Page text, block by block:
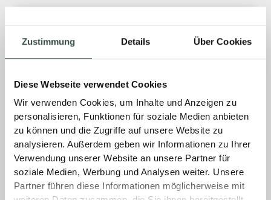
Zustimmung Details Über Cookies
Diese Webseite verwendet Cookies
Wir verwenden Cookies, um Inhalte und Anzeigen zu
personalisieren, Funktionen für soziale Medien anbieten
zu können und die Zugriffe auf unsere Website zu
analysieren. Außerdem geben wir Informationen zu Ihrer
Verwendung unserer Website an unsere Partner für
soziale Medien, Werbung und Analysen weiter. Unsere
Partner führen diese Informationen möglicherweise mit
Brauche ich einen
Fachhandwerker, um ein Bad zu
planen?
Ein Fachhandwerker ist grundsätzlich
Voraussetzung, um ein Bad mit uns zu planen,
damit später jeder Handgriff sitzt. Insofern
Sie noch keinen Fachhandwerker haben,
vermitteln wir
MEHR »